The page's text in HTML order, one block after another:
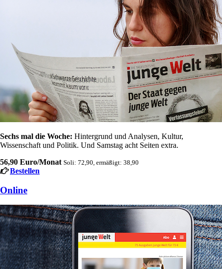
Sechs mal die Woche: Hintergrund und Analysen, Kultur,
Wissenschaft und Politik. Und Samstag acht Seiten extra.
56,90 Euro/Monat Soli: 72,90, ermäßigt: 38,90
Bestellen
Online